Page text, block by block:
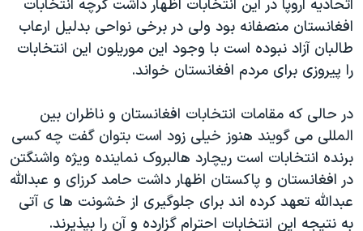
اتحاديه اروپا در اين انتخابات اظهار داشت گرچه انتخابات
افغانستان منصفانه بود ولی در برخی نواحی بدليل ارعاب
طالبان آزاد نبوده است با وجود اين موريلون اين انتخابات
را پيروزی برای مردم افغانستان خواند.
در حالی که مقامات انتخابات افغانستان و ناظران بين
المللی می گويند هنوز خيلی زود است بتوان گفت چه کسی
برنده انتخابات است ريچارد هالبروک نماينده ويژه واشنگتن
در افغانستان و پاکستان اظهار داشت حامد کرزای و عبدالله
عبدالله تعهد کرده اند برای جلوگيری از خشونت ها ی آتی
به نتيجه اين انتخابات احترام گزارده و آن را بپذيرند.